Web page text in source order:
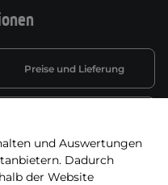
Preise und Lieferung
Batterieentsorgung
und Auswertungen
Dadurch
der Website